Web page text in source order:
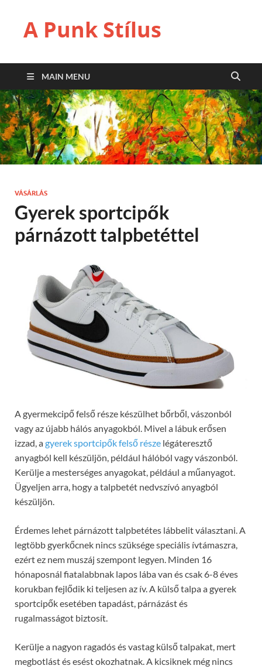
A Punk Stílus
MAIN MENU
VÁSÁRLÁS
Gyerek sportcipők
párnázott talpbetéttel
A gyermekcipő felső része készülhet bőrből, vászonból
vagy az újabb hálós anyagokból. Mivel a lábuk erősen
izzad, agyerek sportcipők felső része légáteresztő
anyagból kell készüljön, például hálóból vagy vászonból.
Kerülje a mesterséges anyagokat, például a műanyagot.
Ügyeljen arra, hogy a talpbetét nedvszívó anyagból
készüljön.
Érdemes lehet párnázott talpbetétes lábbelit választani. A
legtöbb gyerkőcnek nincs szüksége speciális ívtámaszra,
ezért ez nem muszáj szempont legyen. Minden 16
hónaposnál fiatalabbnak lapos lába van és csak 6-8 éves
korukban fejlődik ki teljesen az ív. A külső talpa a gyerek
sportcipők esetében tapadást, párnázást és
rugalmasságot biztosít.
Kerülje a nagyon ragadós és vastag külső talpakat, mert
megbotlást és esést okozhatnak. A kicsiknek még nincs